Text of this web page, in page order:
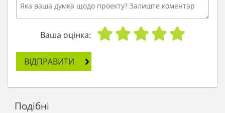
- Як красиво, - задумалась дівчина, - червоне - на
білому. Це як саме життя! От би прямо тут
побудувати великий красивий будинок, для всієї
рано вранці і бачити таку красу навколо.
Ганні у відповідь. Вона закуталась в вовняний
шарф і пішла назад: почало сутеніти.
Ваша оцінка:
ВІДПРАВИТИ
Подібні